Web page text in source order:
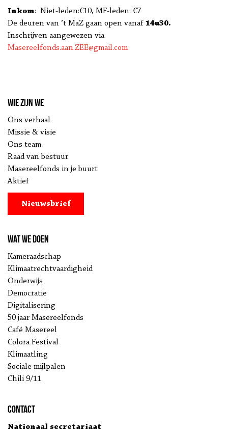
Inkom: Niet-leden:€10, MF-leden: €7
De deuren van ’t MaZ gaan open vanaf 14u30.
Inschrijven aangewezen via
Masereelfonds.aan.ZEE@gmail.com
Wie zijn we
Ons verhaal
Missie & visie
Ons team
Raad van bestuur
Masereelfonds in je buurt
Aktief
Nieuwsbrief
Wat we doen
Kameraadschap
Klimaatrechtvaardigheid
Onderwijs
Democratie
Digitalisering
50 jaar Masereelfonds
Café Masereel
Colora Festival
Klimaatling
Sociale mijlpalen
Chili 9/11
Contact
Nationaal secretariaat